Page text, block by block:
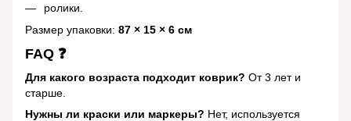
ролики.
Размер упаковки: 87 × 15 × 6 см
FAQ ❓
Для какого возраста подходит коврик? От 3 лет и
старше.
Нужны ли краски или маркеры? Нет, используется